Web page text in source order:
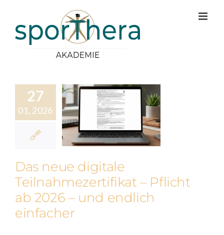
springen
27
01, 2026
Das neue digitale
Teilnahmezertifikat – Pflicht
ab 2026 – und endlich
einfacher